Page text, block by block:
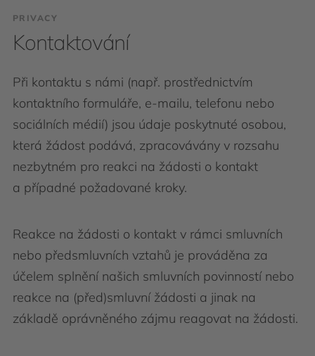
PRIVACY
Kontaktování
Při kontaktu s námi (např. prostřednictvím
kontaktního formuláře, e-mailu, telefonu nebo
sociálních médií) jsou údaje poskytnuté osobou,
která žádost podává, zpracovávány v rozsahu
nezbytném pro reakci na žádosti o kontakt
a případné požadované kroky.
Reakce na žádosti o kontakt v rámci smluvních
nebo předsmluvních vztahů je prováděna za
účelem splnění našich smluvních povinností nebo
reakce na (před)smluvní žádosti a jinak na
základě oprávněného zájmu reagovat na žádosti.